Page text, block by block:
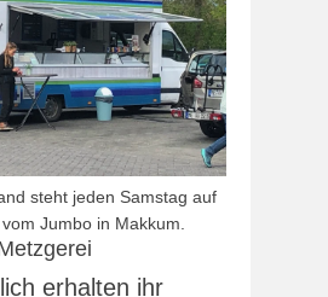
steht jeden Samstag auf
Jumbo in Makkum.
erhalten ihr